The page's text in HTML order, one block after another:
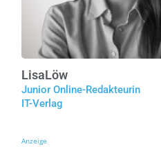
LisaLöw
Junior Online-Redakteurin
IT-Verlag
Anzeige